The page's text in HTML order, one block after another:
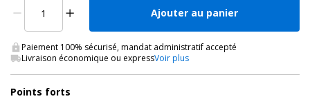
Ajouter au panier
Paiement 100% sécurisé, mandat administratif accepté
Livraison économique ou expressVoir plus
Points forts